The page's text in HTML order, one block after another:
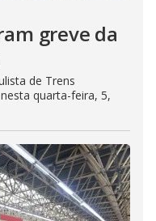
greve da
de Trens
quarta-feira, 5,